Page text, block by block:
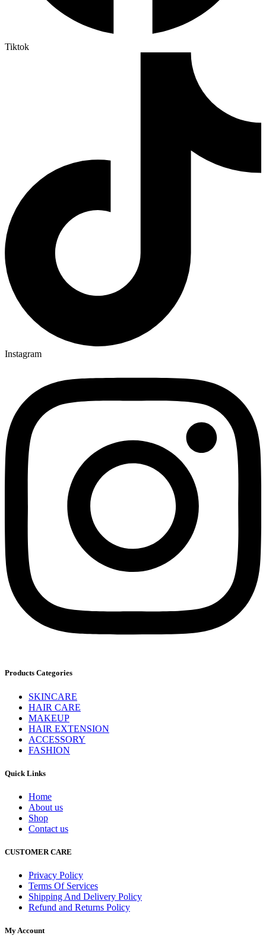
Tiktok
Instagram
Products Categories
SKINCARE
HAIR CARE
MAKEUP
HAIR EXTENSION
ACCESSORY
FASHION
Quick Links
Home
About us
Shop
Contact us
CUSTOMER CARE
Privacy Policy
Terms Of Services
Shipping And Delivery Policy
Refund and Returns Policy
My Account